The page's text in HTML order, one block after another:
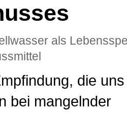
als
die
bei mangelnder